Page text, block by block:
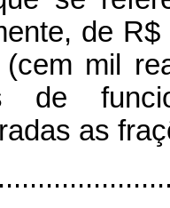
de
(cem mil
de
as